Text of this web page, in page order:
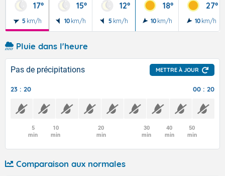
17°
5 km/h
15°
10 km/h
12°
5 km/h
18°
10 km/h
27°
10 km/h
Pluie dans l'heure
Pas de précipitations METTRE À JOUR
23 : 20 00 : 20
5
min
10
min
20
min
30
min
40
min
50
min
Comparaison aux normales